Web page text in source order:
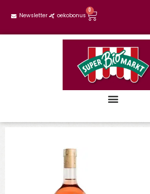
Newsletter oekobonus
0